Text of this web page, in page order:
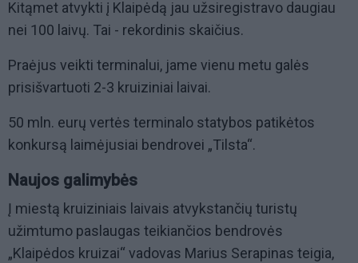
Kitąmet atvykti į Klaipėdą jau užsiregistravo daugiau
nei 100 laivų. Tai - rekordinis skaičius.
Praėjus veikti terminalui, jame vienu metu galės
prisišvartuoti 2-3 kruiziniai laivai.
50 mln. eurų vertės terminalo statybos patikėtos
konkursą laimėjusiai bendrovei „Tilsta“.
Naujos galimybės
Į miestą kruiziniais laivais atvykstančių turistų
užimtumo paslaugas teikiančios bendrovės
„Klaipėdos kruizai“ vadovas Marius Serapinas teigia,